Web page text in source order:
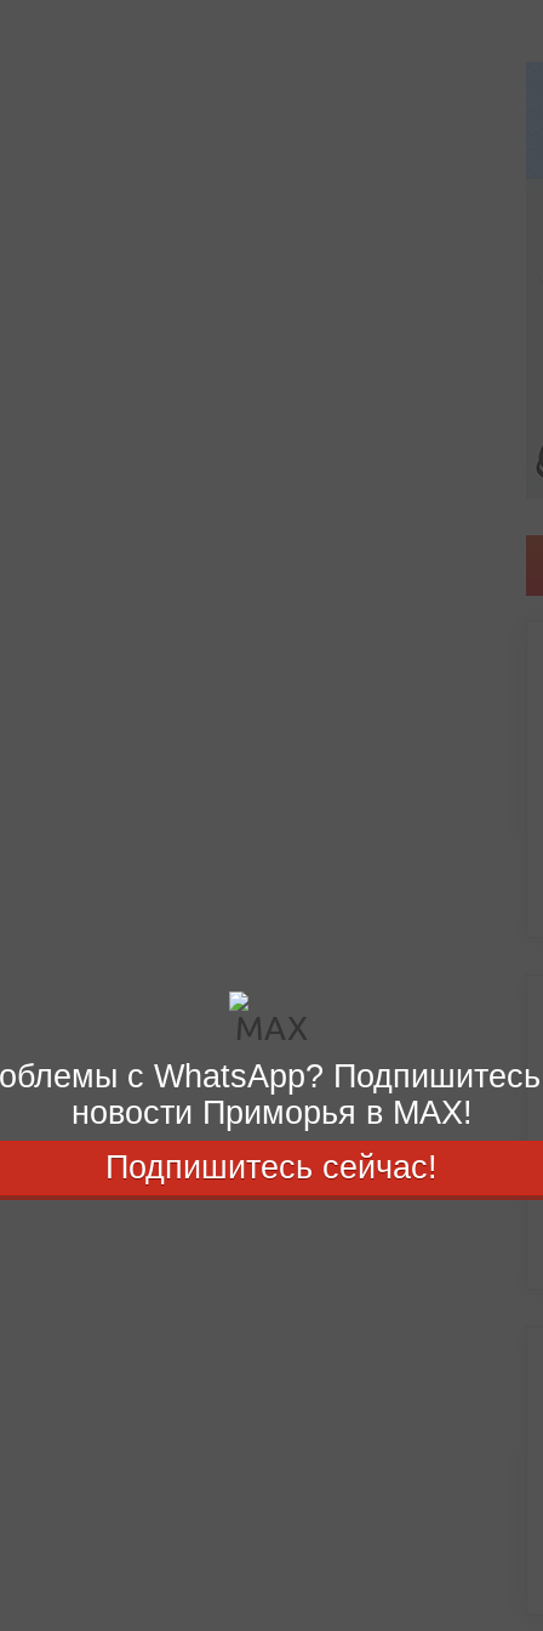
с WhatsApp?
новости Приморья в MAX!
Подпишитесь сейчас!